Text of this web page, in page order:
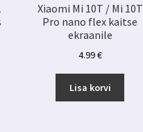
Xiaomi Mi 10T / Mi 10T
Pro nano flex kaitse
ekraanile
4.99€
Lisa korvi